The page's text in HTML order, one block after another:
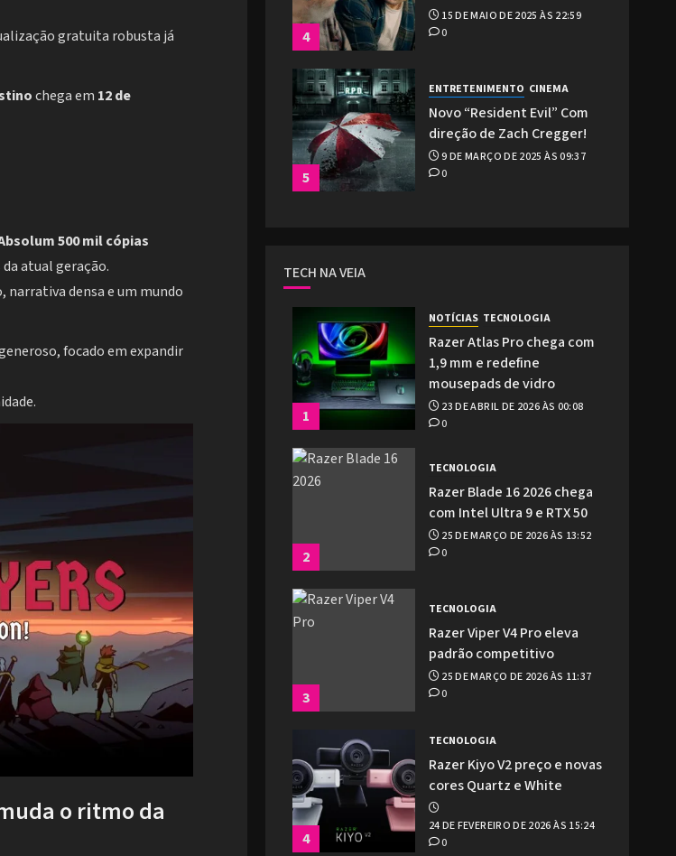
gratuita robusta já
chega em 12 de
500 mil cópias
atual geração.
densa e um mundo
focado em expandir
o ritmo da
4
15 DE MAIO DE 2025 ÀS 22:59
0
5
ENTRETENIMENTO CINEMA
Novo “Resident Evil” Com
direção de Zach Cregger!
9 DE MARÇO DE 2025 ÀS 09:37
0
TECH NA VEIA
1
NOTÍCIAS TECNOLOGIA
Razer Atlas Pro chega com
1,9 mm e redefine
mousepads de vidro
23 DE ABRIL DE 2026 ÀS 00:08
0
2
TECNOLOGIA
Razer Blade 16 2026 chega
com Intel Ultra 9 e RTX 50
25 DE MARÇO DE 2026 ÀS 13:52
0
3
TECNOLOGIA
Razer Viper V4 Pro eleva
padrão competitivo
25 DE MARÇO DE 2026 ÀS 11:37
0
4
TECNOLOGIA
Razer Kiyo V2 preço e novas
cores Quartz e White
24 DE FEVEREIRO DE 2026 ÀS 15:24
0